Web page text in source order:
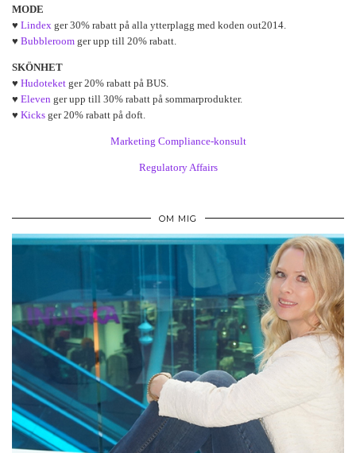
MODE
♥ Lindex ger 30% rabatt på alla ytterplagg med koden out2014.
♥ Bubbleroom ger upp till 20% rabatt.
SKÖNHET
♥ Hudoteket ger 20% rabatt på BUS.
♥ Eleven ger upp till 30% rabatt på sommarprodukter.
♥ Kicks ger 20% rabatt på doft.
Marketing Compliance-konsult
Regulatory Affairs
OM MIG